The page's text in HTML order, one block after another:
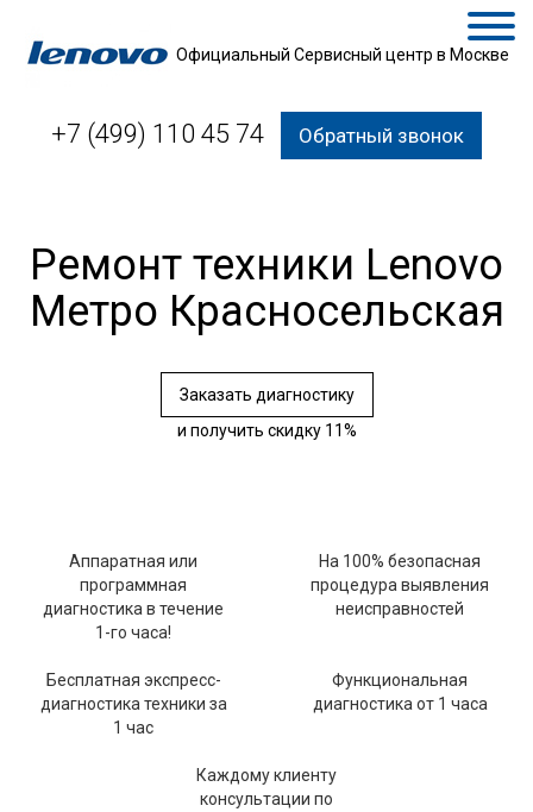
Официальный Сервисный центр в Москве
+7 (499) 110 45 74 Обратный звонок
Ремонт техники Lenovo
Метро Красносельская
Заказать диагностику
и получить скидку 11%
Аппаратная или
программная
диагностика в течение
1-го часа!
На 100% безопасная
процедура выявления
неисправностей
Бесплатная экспресс-
диагностика техники за
1 час
Функциональная
диагностика от 1 часа
Каждому клиенту
консультации по